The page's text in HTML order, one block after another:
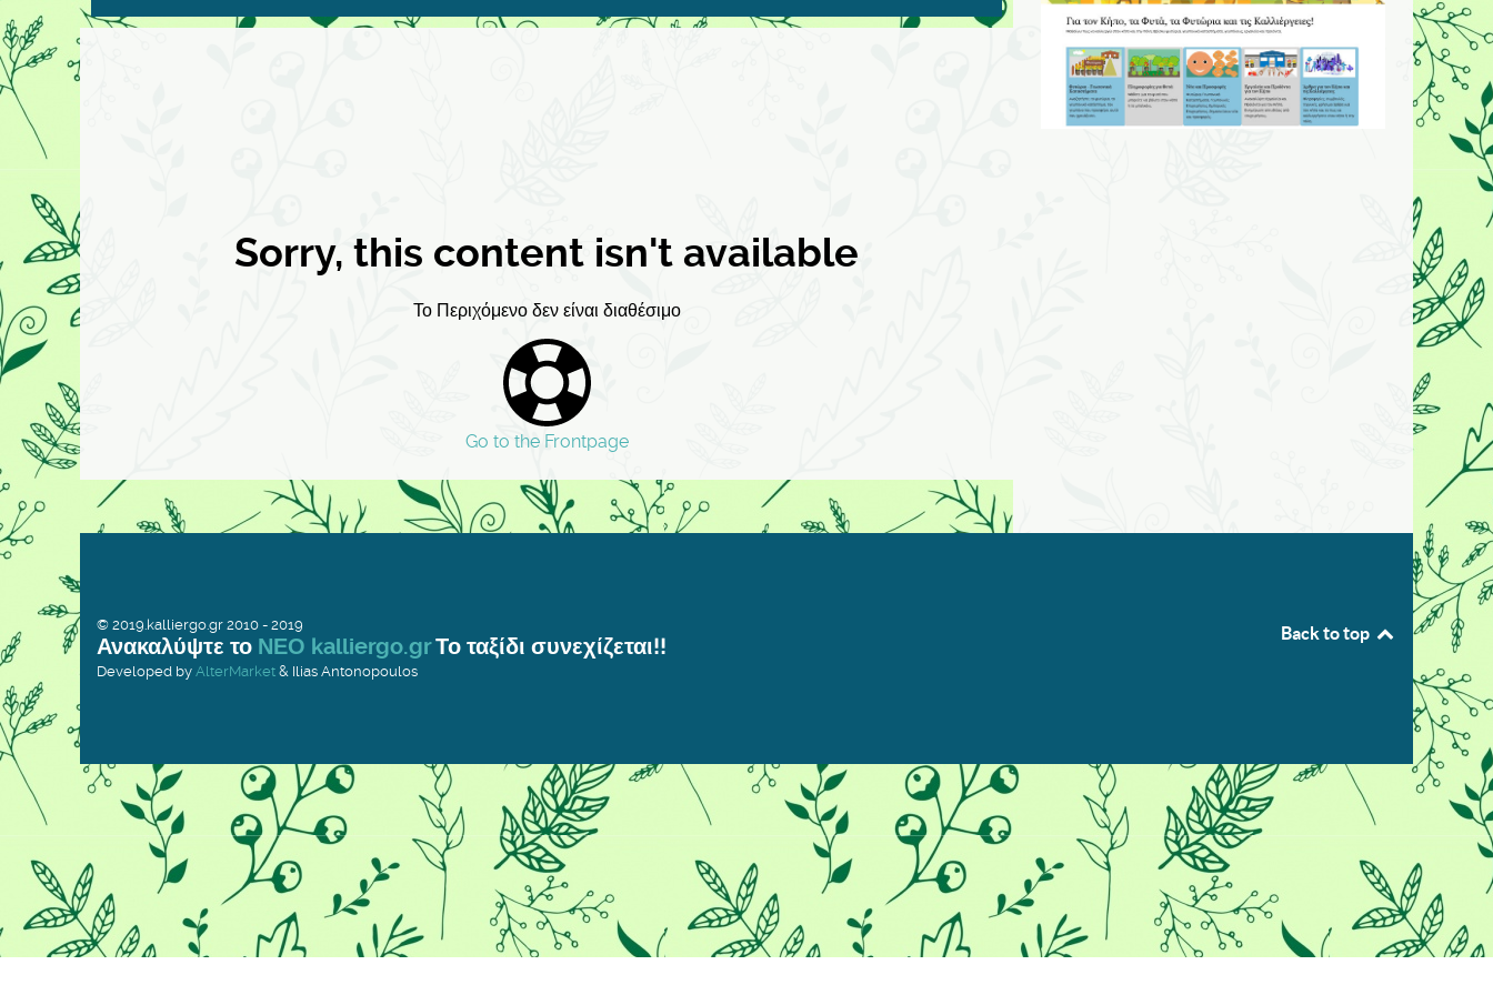
Sorry, this content isn't available
Το Περιχόμενο δεν είναι διαθέσιμο
Go to the Frontpage
© 2019.kalliergo.gr 2010 - 2019
Ανακαλύψτε το ΝΕΟ kalliergo.grΤο ταξίδι συνεχίζεται!!
Developed by AlterMarket & Ilias Antonopoulos
Back to top